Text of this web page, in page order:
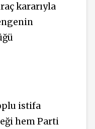
kararıyla
istifa
hem Parti